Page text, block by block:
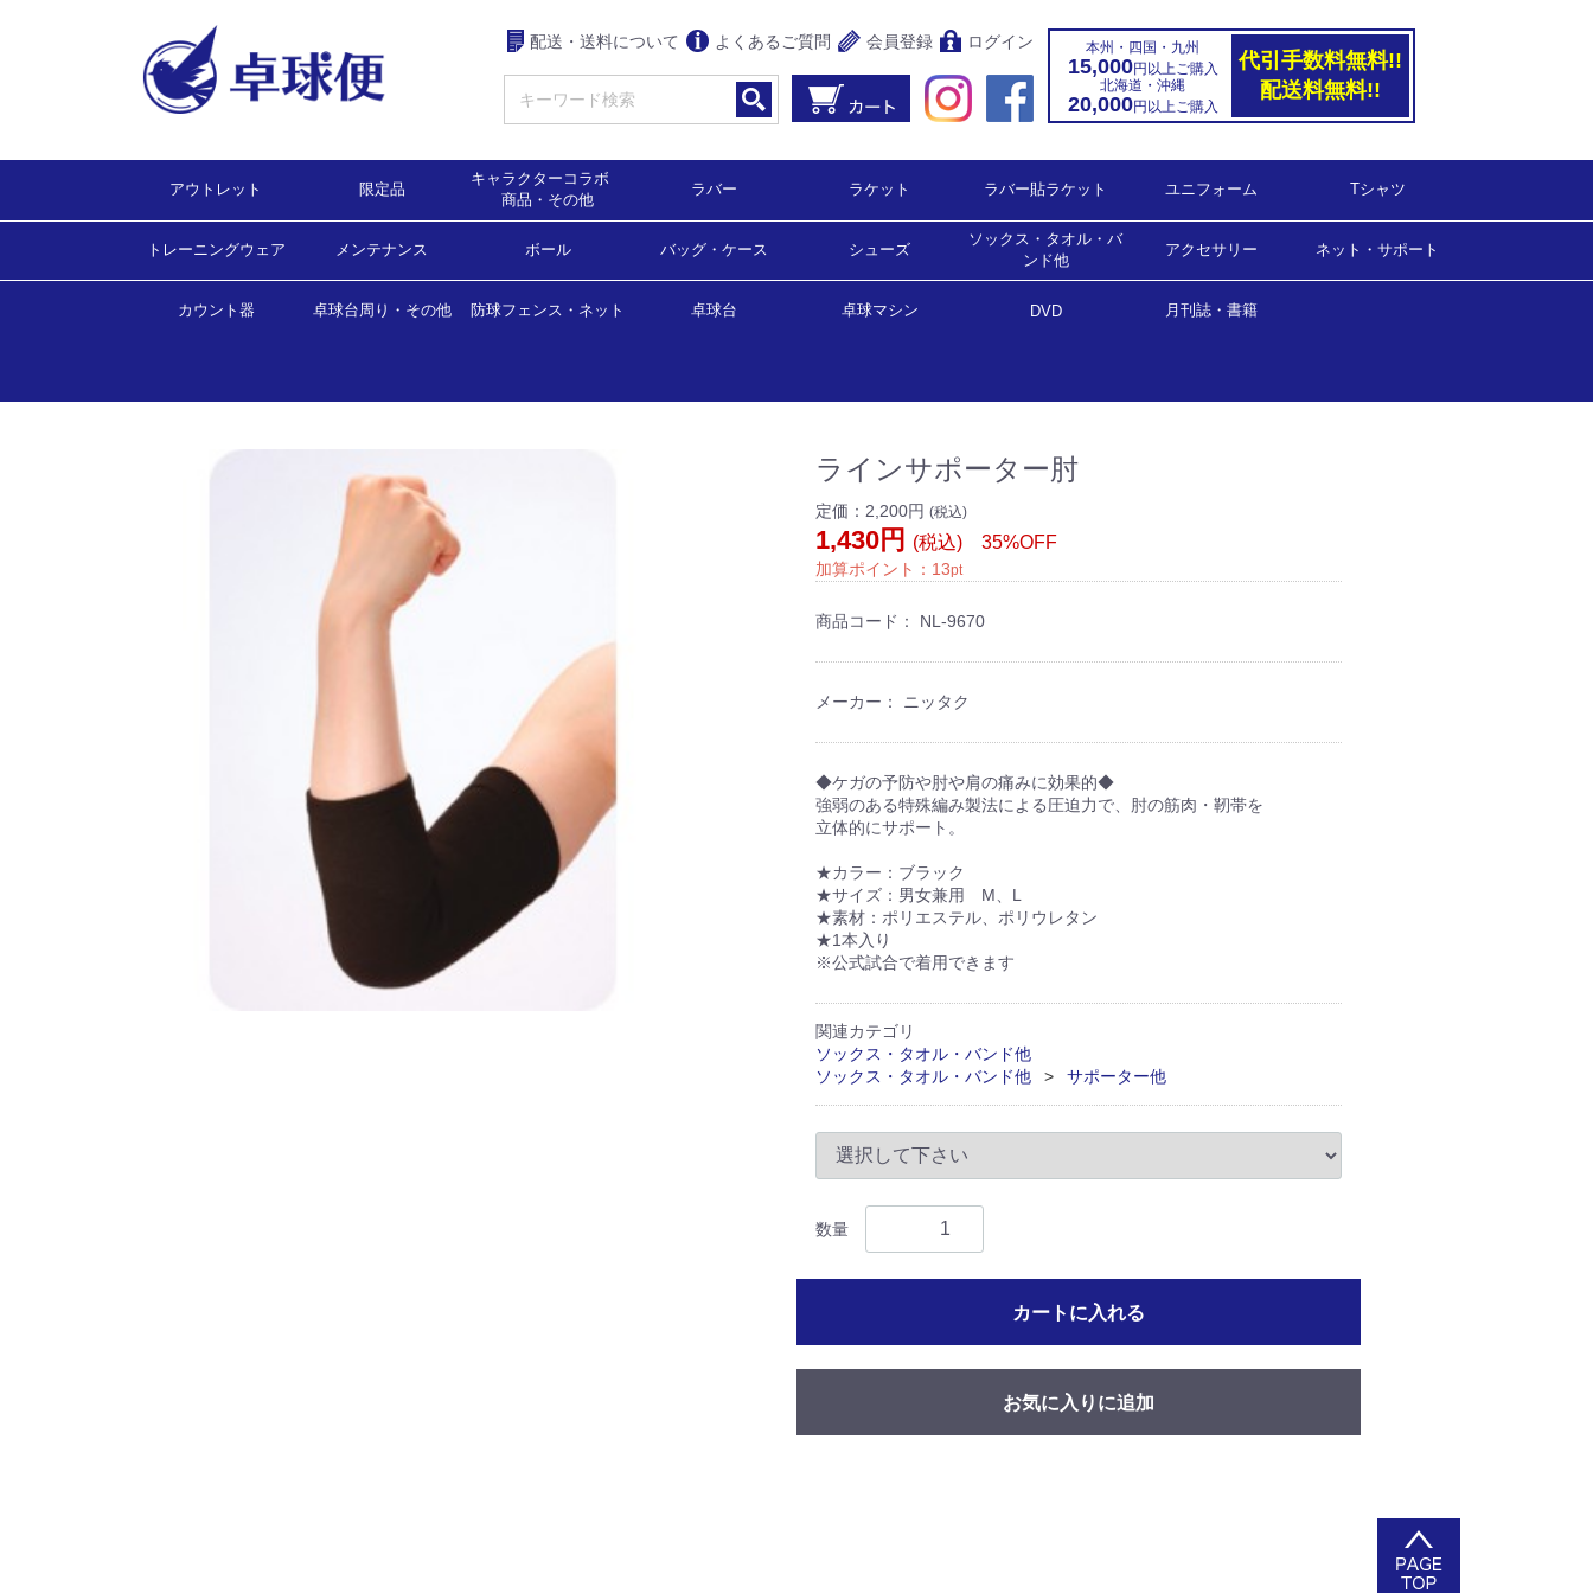
配送・送料について よくあるご質問 会員登録 ログイン 本州・四国・九州
15,000円以上ご購入
北海道・沖縄
20,000円以上ご購入
代引手数料無料!!
配送料無料!!
アウトレット
ゲームシャツ ゲームシャツ（2,900円均一）
ゲームシャツ（60％OFF）
ゲームシャツ（50％OFF)
ゲームシャツ（45％OFF)
ゲームシャツ（40％OFF）
ゲームシャツ（35％OFF)
ゲームシャツ（30％OFF）
ゲームシャツ（女子用）
ゲームパンツ ゲームパンツ（男女兼用）
ゲームパンツ・スコート（女子用）
シューズ
ラケット
ラバー
バッグ・ラケットケース
ソックス・タオル・バンド
メンテナンス・アクセサリー他
Ｔシャツ
トレーニングウェア
ボール
限定品
ラバー
ラケット
シューズ
バッグ・ラケットケース
Tシャツ
メンテナンス
アクセサリー
ユニフォーム
タオル・ソックス
ボール
キャラクターコラボ
商品・その他
ラバー
裏ソフト
表ソフト
粒高
アンチ
ラージボール用
ラケット
シェークハンド(攻撃用)
シェークハンド(守備用)
ペンホルダー
反転式
中国式
ラージボール用
ラバー貼ラケット
シェークハンド
ペンホルダー
ラージ用
ユニフォーム
ゲームシャツ(男女兼用)
ゲームシャツ(女子用）
ゲームパンツ(男女兼用)
ゲームパンツ(女子用)
Tシャツ
トレーニングウェア メンテナンス ボール
練習球
試合球
ラージボール用
バッグ・ケース
バック・ボールケース
ラケットケース
シューズ
ソックス・タオル・バ
ンド他
ソックス
タオル・バンド
サポーター他
アクセサリー ネット・サポート
カウント器 卓球台周り・その他 防球フェンス・ネット 卓球台 卓球マシン DVD 月刊誌・書籍
ラインサポーター肘
定価： 2,200円 (税込)
1,430円 (税込) 35%OFF
加算ポイント： 13pt
商品コード： NL-9670
メーカー： ニッタク
◆ケガの予防や肘や肩の痛みに効果的◆
強弱のある特殊編み製法による圧迫力で、肘の筋肉・靭帯を
立体的にサポート。
★カラー：ブラック
★サイズ：男女兼用 M、L
★素材：ポリエステル、ポリウレタン
★1本入り
※公式試合で着用できます
関連カテゴリ
ソックス・タオル・バンド他
ソックス・タオル・バンド他
サポーター他
数量
カートに入れる
お気に入りに追加